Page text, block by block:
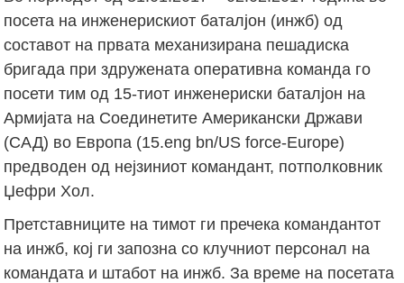
посета на инженерискиот баталјон (инжб) од
составот на првата механизирана пешадиска
бригада при здружената оперативна команда го
посети тим од 15-тиот инженериски баталјон на
Армијата на Соединетите Американски Држави
(САД) во Европа (15.eng bn/US force-Europe)
предводен од нејзиниот командант, потполковник
Џефри Хол.
Претставниците на тимот ги пречека командантот
на инжб, кој ги запозна со клучниот персонал на
командата и штабот на инжб. За време на посетата